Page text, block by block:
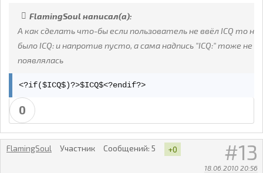
FlamingSoul написал(а):
А как сделать что-бы если пользователь не ввёл ICQ то не
было ICQ: и напротив пусто, а сама надпись "ICQ:" тоже не
появлялась
<?if($ICQ$)?>$ICQ$<?endif?>
0
13
18.06.2010 20:56
FlamingSoul Участник Сообщений: 5 +0